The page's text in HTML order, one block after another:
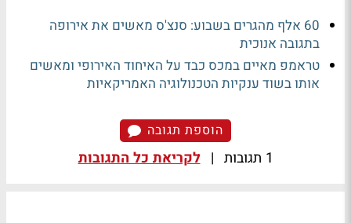
60 אלף מהגרים בשבוע: סנצ'ס מאשים את אירופה
בתגובה אנוכית
טראמפ מאיים במכס כבד על האיחוד האירופי ומאשים
אותו בשוד ענקיות הטכנולוגיה האמריקאיות
הוספת תגובה
1 תגובות | לקריאת כל התגובות